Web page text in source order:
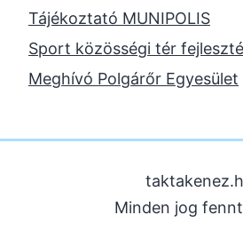
2023. szeptember
2023. június
2023. február
2022. november
2022. május
Tájékoztató MUNIPOLIS
Sport közösségi tér
Meghívó Polgárőr Egyesület
Minden jog